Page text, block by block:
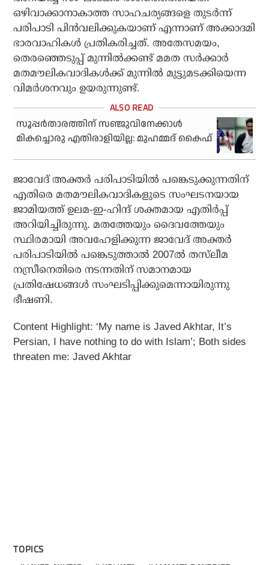
ഒഴിവാക്കാനാകാത്ത സാഹചര്യങ്ങളെ തുടര്‍ന്ന്
പരിപാടി പിന്‍വലിക്കുകയാണ് എന്നാണ് അക്കാദമി
ഭാരവാഹികള്‍ പ്രതികരിച്ചത്. അതേസമയം,
തെരഞ്ഞെടുപ്പ് മുന്നില്‍ക്കണ്ട് മമത സര്‍ക്കാര്‍
മതമൗലികവാദികള്‍ക്ക് മുന്നില്‍ മുട്ടുമടക്കിയെന്ന
വിമര്‍ശനവും ഉയരുന്നുണ്ട്.
സൂപ്പര്‍താരത്തിന് സഞ്ജുവിനേക്കാള്‍
മികച്ചൊരു എതിരാളിയില്ല: മുഹമ്മദ് കൈഫ്
ജാവേദ് അക്തര്‍ പരിപാടിയില്‍ പങ്കെടുക്കുന്നതിന്
എതിരെ മതമൗലികവാദികളുടെ സംഘടനയായ
ജാമിയത്ത് ഉലമ-ഇ-ഹിന്ദ് ശക്തമായ എതിര്‍പ്പ്
അറിയിച്ചിരുന്നു. മതത്തേയും ദൈവത്തേയും
സ്ഥിരമായി അവഹേളിക്കുന്ന ജാവേദ് അക്തര്‍
പരിപാടിയില്‍ പങ്കെടുത്താല്‍ 2007ല്‍ തസ്‌ലീമ
നസ്രീനെതിരെ നടന്നതിന് സമാനമായ
പ്രതിഷേധങ്ങള്‍ സംഘടിപ്പിക്കുമെന്നായിരുന്നു
ഭീഷണി.
Content Highlight: ‘My name is Javed Akhtar, It’s
Persian, I have nothing to do with Islam’; Both sides
threaten me: Javed Akhtar
TOPICS